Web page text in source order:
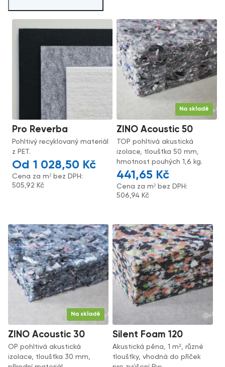
Pro Reverba
Pohltivý recyklovaný materiál
z PET.
1 028,50 Kč
Cena za m² bez DPH:
505,92 Kč
Na skladě
ZINO Acoustic 50
TOP pohltivá akustická
izolace, tloušťka 50 mm,
hmotnost pouhých 1,6 kg.
441,65 Kč
Cena za m² bez DPH:
506,94 Kč
Na skladě
ZINO Acoustic 30
OP pohltivá akustická
izolace, tloušťka 30 mm,
Silent Foam 120
Akustická pěna, 1 m², různé
tloušťky, vhodná do příček